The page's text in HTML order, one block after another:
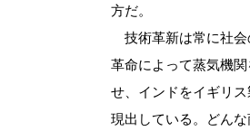
方だ。
技術革新は常に社会
革命によって蒸気機
せ、インドをイギリ
現出している。どん